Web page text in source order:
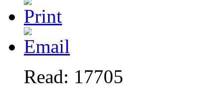
Read: 17705